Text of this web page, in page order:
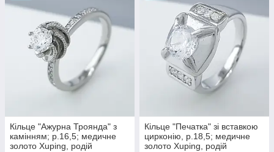
Кільце "Ажурна Троянда" з
камінням; р.16,5; медичне
золото Xuping, родій
Кільце "Печатка" зі вставкою
цирконію, р.18,5; медичне
золото Xuping, родій